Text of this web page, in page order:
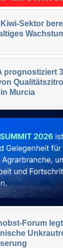
Sektor
prognostiziert
Murcia
Forum